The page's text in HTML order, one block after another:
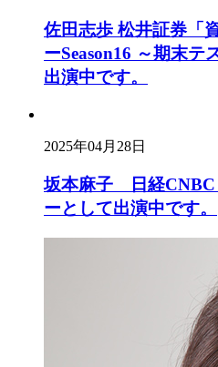
佐田志歩 松井証券「
ーSeason16 ～期末テ
出演中です。
2025年04月28日
坂本麻子 日経CNBC
ーとして出演中です。